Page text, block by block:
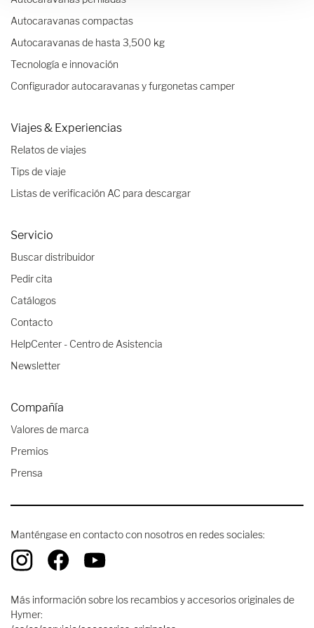
Autocaravanas compactas
Autocaravanas de hasta 3,500 kg
Tecnología e innovación
Configurador autocaravanas y furgonetas camper
Viajes & Experiencias
Relatos de viajes
Tips de viaje
Listas de verificación AC para descargar
Servicio
Buscar distribuidor
Pedir cita
Catálogos
Contacto
HelpCenter - Centro de Asistencia
Newsletter
Compañía
Valores de marca
Premios
Prensa
Manténgase en contacto con nosotros en redes sociales:
Más información sobre los recambios y accesorios originales de
Hymer: